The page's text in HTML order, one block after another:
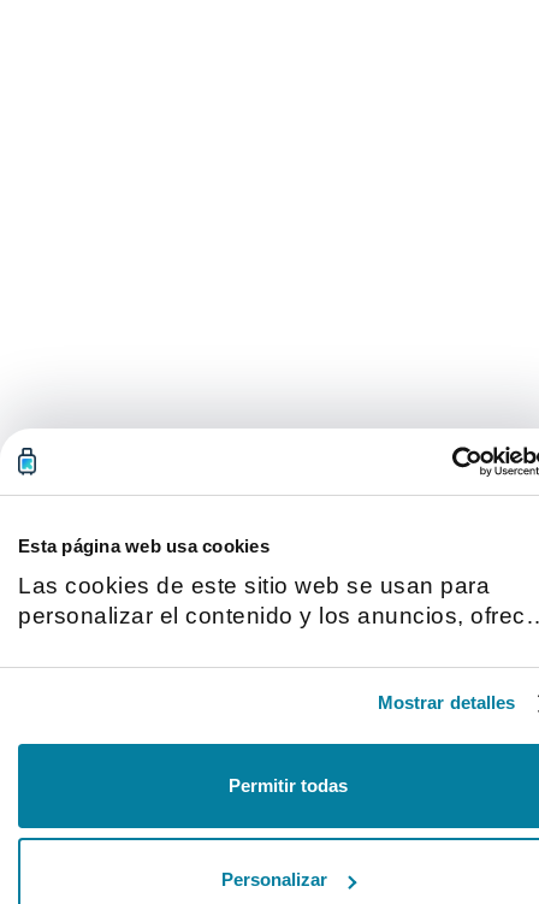
Esta página web usa cookies
Las cookies de este sitio web se usan para
personalizar el contenido y los anuncios,
Además, compartimos información sobre el uso
que haga del sitio web con nuestros partners
que les haya proporcionado o que hayan
recopilado a partir del uso que haya hecho de
Mostrar detalles
Permitir todas
Personalizar